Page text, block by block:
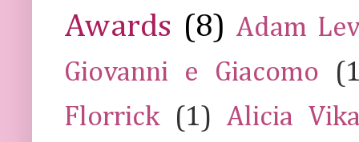
Awards (8) Adam
Giovanni e Giacomo
Florrick
(1) Alicia